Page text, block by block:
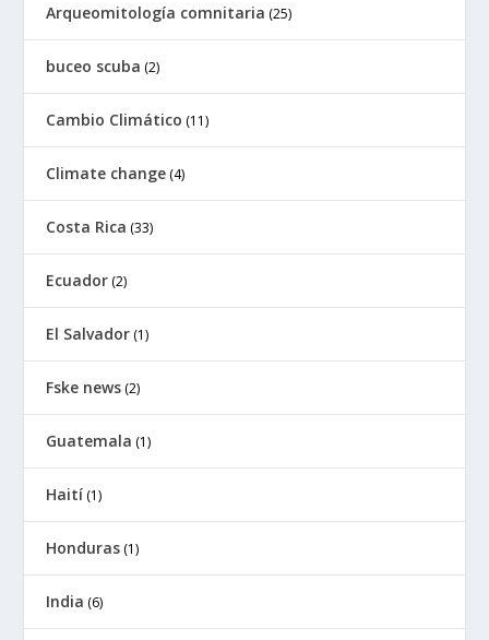
Arqueomitología comnitaria (25)
buceo scuba (2)
Cambio Climático (11)
Climate change (4)
Costa Rica (33)
Ecuador (2)
El Salvador (1)
Fske news (2)
Guatemala (1)
Haití (1)
Honduras (1)
India (6)